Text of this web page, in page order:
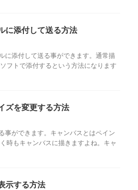
に添付して送る方法
添付して送る事ができます。通常描
フトで添付するという方法になります
ズを変更する方法
ができます。キャンバスとはペイン
時もキャンバスに描きますよね。キャ
示する方法